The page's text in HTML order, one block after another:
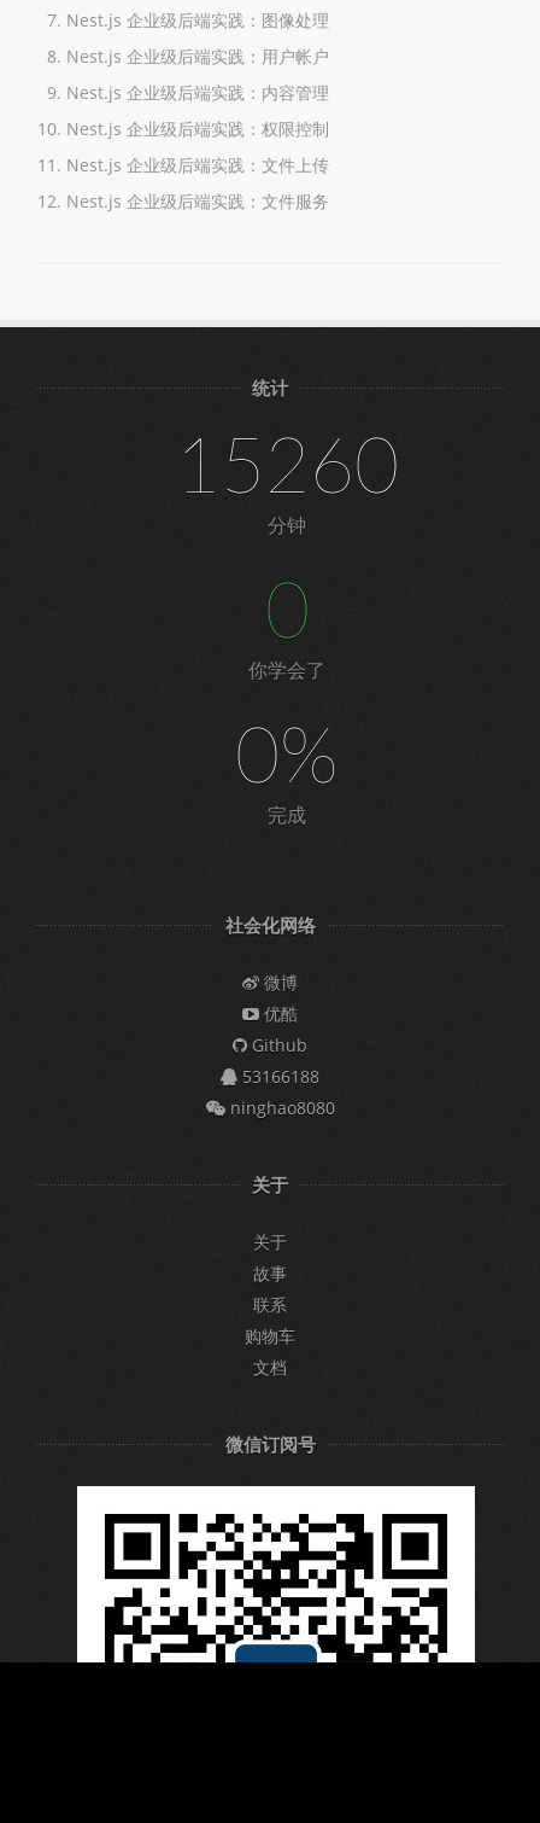
Nest.js 企业级后端实践：图像处理
Nest.js 企业级后端实践：用户帐户
Nest.js 企业级后端实践：内容管理
Nest.js 企业级后端实践：权限控制
Nest.js 企业级后端实践：文件上传
Nest.js 企业级后端实践：文件服务
统计
15260
分钟
0
你学会了
0%
完成
社会化网络
微博
优酷
Github
53166188
ninghao8080
关于
关于
故事
联系
购物车
文档
微信订阅号